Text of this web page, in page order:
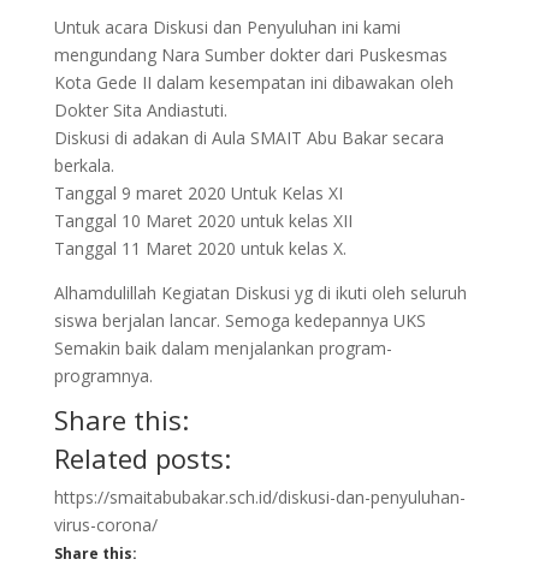
Untuk acara Diskusi dan Penyuluhan ini kami
mengundang Nara Sumber dokter dari Puskesmas
Kota Gede II dalam kesempatan ini dibawakan oleh
Dokter Sita Andiastuti.
Diskusi di adakan di Aula SMAIT Abu Bakar secara
berkala.
Tanggal 9 maret 2020 Untuk Kelas XI
Tanggal 10 Maret 2020 untuk kelas XII
Tanggal 11 Maret 2020 untuk kelas X.
Alhamdulillah Kegiatan Diskusi yg di ikuti oleh seluruh
siswa berjalan lancar. Semoga kedepannya UKS
Semakin baik dalam menjalankan program-
programnya.
Share this:
Related posts:
https://smaitabubakar.sch.id/diskusi-dan-penyuluhan-
virus-corona/
Share this: